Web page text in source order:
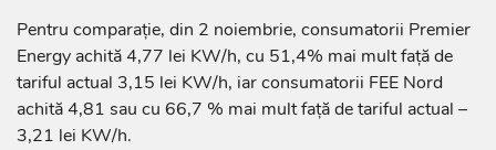
Pentru comparație, din 2 noiembrie, consumatorii Premier
Energy achită 4,77 lei KW/h, cu 51,4% mai mult față de
tariful actual 3,15 lei KW/h, iar consumatorii FEE Nord
achită 4,81 sau cu 66,7 % mai mult față de tariful actual –
3,21 lei KW/h.